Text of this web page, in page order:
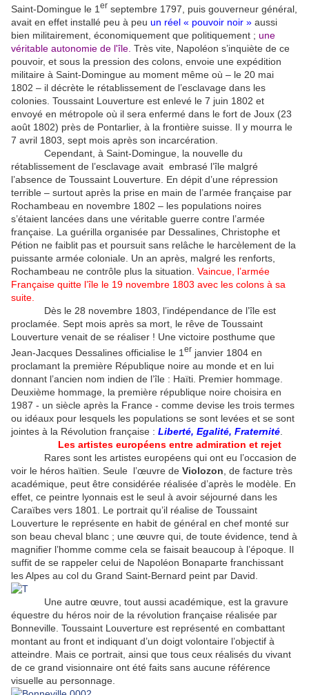
Saint-Domingue le 1 er septembre 1797, puis gouverneur général,
avait en effet installé peu à peu un réel « pouvoir noir » aussi
bien militairement, économiquement que politiquement ; une
véritable autonomie de l'île. Très vite, Napoléon s’inquiète de ce
pouvoir, et sous la pression des colons, envoie une expédition
militaire à Saint-Domingue au moment même où – le 20 mai
1802 – il décrète le rétablissement de l’esclavage dans les
colonies. Toussaint Louverture est enlevé le 7 juin 1802 et
envoyé en métropole où il sera enfermé dans le fort de Joux (23
août 1802) près de Pontarlier, à la frontière suisse. Il y mourra le
7 avril 1803, sept mois après son incarcération.
Cependant, à Saint-Domingue, la nouvelle du
rétablissement de l’esclavage avait embrasé l’île malgré
l’absence de Toussaint Louverture. En dépit d’une répression
terrible – surtout après la prise en main de l’armée française par
Rochambeau en novembre 1802 – les populations noires
s’étaient lancées dans une véritable guerre contre l’armée
française. La guérilla organisée par Dessalines, Christophe et
Pétion ne faiblit pas et poursuit sans relâche le harcèlement de la
puissante armée coloniale. Un an après, malgré les renforts,
Rochambeau ne contrôle plus la situation. Vaincue, l’armée
Française quitte l’île le 19 novembre 1803 avec les colons à sa
suite.
Dès le 28 novembre 1803, l’indépendance de l’île est
proclamée. Sept mois après sa mort, le rêve de Toussaint
Louverture venait de se réaliser ! Une victoire posthume que
Jean-Jacques Dessalines officialise le 1 er janvier 1804 en
proclamant la première République noire au monde et en lui
donnant l’ancien nom indien de l’île : Haïti. Premier hommage.
Deuxième hommage, la première république noire choisira en
1987 - un siècle après la France - comme devise les trois termes
ou idéaux pour lesquels les populations se sont levées et se sont
jointes à la Révolution française : Liberté, Egalité, Fraternité
Les artistes européens entre admiration et rejet
Rares sont les artistes européens qui ont eu l’occasion de
voir le héros haïtien. Seule l’œuvre de Violozon , de facture très
académique, peut être considérée réalisée d’après le modèle. En
effet, ce peintre lyonnais est le seul à avoir séjourné dans les
Caraïbes vers 1801. Le portrait qu’il réalise de Toussaint
Louverture le représente en habit de général en chef monté sur
son beau cheval blanc ; une œuvre qui, de toute évidence, tend à
magnifier l’homme comme cela se faisait beaucoup à l’époque. Il
suffit de se rappeler celui de Napoléon Bonaparte franchissant
les Alpes au col du Grand Saint-Bernard peint par David.
Une autre œuvre, tout aussi académique, est la gravure
équestre du héros noir de la révolution française réalisée par
Bonneville. Toussaint Louverture est représenté en combattant
montant au front et indiquant d’un doigt volontaire l’objectif à
atteindre. Mais ce portrait, ainsi que tous ceux réalisés du vivant
de ce grand visionnaire ont été faits sans aucune référence
visuelle au personnage.